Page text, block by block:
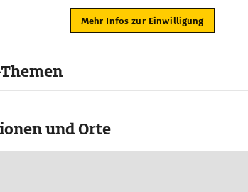
Mehr Infos zur Einwilligung
und Orte